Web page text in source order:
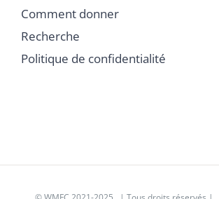
Comment donner
Recherche
Politique de confidentialité